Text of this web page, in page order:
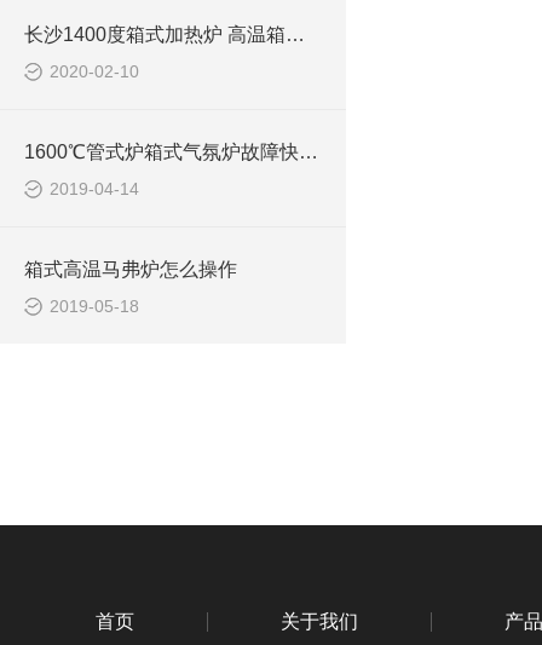
长沙1400度箱式加热炉 高温箱式烧结炉
2020-02-10
1600℃管式炉箱式气氛炉故障快速排除
2019-04-14
箱式高温马弗炉怎么操作
2019-05-18
首页 关于我们 产